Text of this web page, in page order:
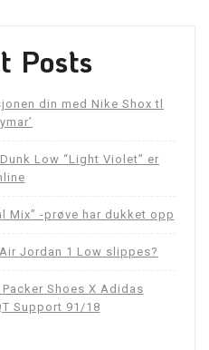
Posts
din med Nike Shox tl
Low “Light Violet” er
Mix” -prøve har dukket opp
Jordan 1 Low slippes?
Shoes X Adidas
Support 91/18